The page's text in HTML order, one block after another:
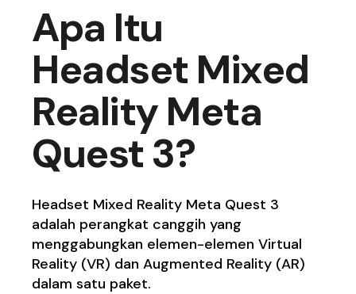
Apa Itu
Headset Mixed
Reality Meta
Quest 3?
Headset Mixed Reality Meta Quest 3
adalah perangkat canggih yang
menggabungkan elemen-elemen Virtual
Reality (VR) dan Augmented Reality (AR)
dalam satu paket.